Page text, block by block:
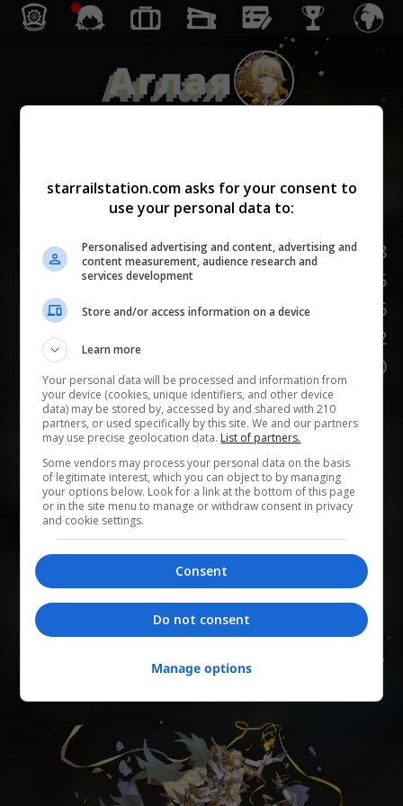
Аглая
НР
168
Сила атаки
95
Защита
66
Скорость
102
НАСМЕШКА
100
Add to Planner
В поцелованном рассветом священном городе ткач
прядёт золотую нить, связывая судьбы. Одна из
златиусов, чьё ядро пламени - романтика,
призывает героев этого мира вновь отправиться в
бесконечное путешествие. Чтобы свергнуть богов,
отобрать у них священный огонь и даровать новую
жизнь погибающему Амфореусу.
starrailstation.com asks for your consent to
use your personal data to:
Personalised advertising and content, advertising and
content measurement, audience research and
services development
Store and/or access information on a device
Learn more
Your personal data will be processed and information from
your device (cookies, unique identifiers, and other device
data) may be stored by, accessed by and shared with 210
partners, or used specifically by this site. We and our partners
may use precise geolocation data. List of partners.
Some vendors may process your personal data on the basis
of legitimate interest, which you can object to by managing
your options below. Look for a link at the bottom of this page
or in the site menu to manage or withdraw consent in privacy
and cookie settings.
Consent
Do not consent
Manage options